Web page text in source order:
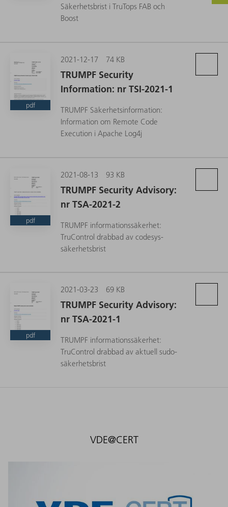
Säkerhetsbrist i TruTops FAB och
Boost
pdf
2021-12-17 74 KB
TRUMPF Security
Information: nr TSI-2021-1
TRUMPF Säkerhetsinformation:
Information om Remote Code
Execution i Apache Log4j
pdf
2021-08-13 93 KB
TRUMPF Security Advisory:
nr TSA-2021-2
TRUMPF informationssäkerhet:
TruControl drabbad av codesys-
säkerhetsbrist
pdf
2021-03-23 69 KB
TRUMPF Security Advisory:
nr TSA-2021-1
TRUMPF informationssäkerhet:
TruControl drabbad av aktuell sudo-
säkerhetsbrist
VDE@CERT